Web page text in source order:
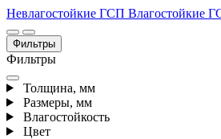
Невлагостойкие ГСП Влагостойкие
Фильтры
Фильтры
Толщина, мм
Размеры, мм
Влагостойкость
Цвет